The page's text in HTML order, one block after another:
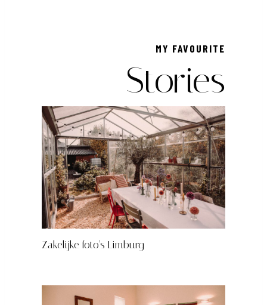
MY FAVOURITE
Stories
Zakelijke foto’s Limburg